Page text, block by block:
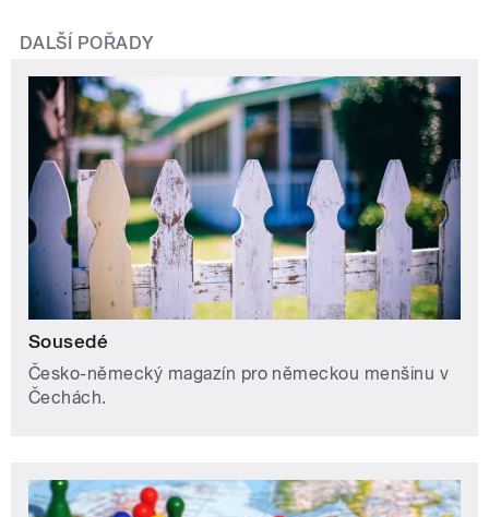
DALŠÍ POŘADY
Sousedé
Česko-německý magazín pro německou menšinu v
Čechách.